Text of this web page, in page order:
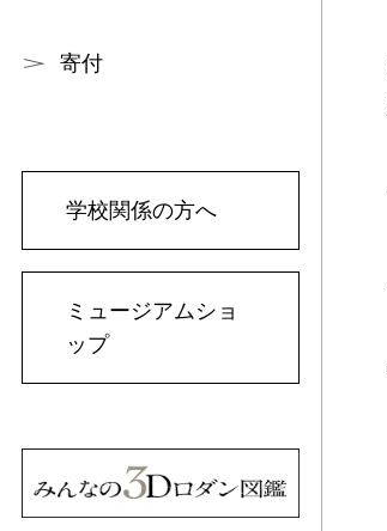
寄付
学校関係の方へ
ミュージアムショ
ップ